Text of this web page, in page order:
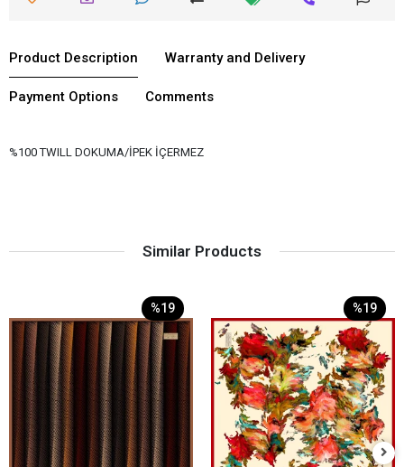
Product Description Warranty and Delivery
Payment Options Comments
%100 TWILL DOKUMA/İPEK İÇERMEZ
Similar Products
%19 %19